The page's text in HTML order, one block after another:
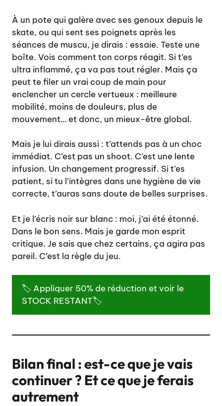
À un pote qui galère avec ses genoux depuis le
skate, ou qui sent ses poignets après les
séances de muscu, je dirais : essaie. Teste une
boîte. Vois comment ton corps réagit. Si t’es
ultra inflammé, ça va pas tout régler. Mais ça
peut te filer un vrai coup de main pour
enclencher un cercle vertueux : meilleure
mobilité, moins de douleurs, plus de
mouvement… et donc, un mieux-être global.
Mais je lui dirais aussi : t’attends pas à un choc
immédiat. C’est pas un shoot. C’est une lente
infusion. Un changement progressif. Si t’es
patient, si tu l’intègres dans une hygiène de vie
correcte, t’auras sans doute de belles surprises.
Et je l’écris noir sur blanc : moi, j’ai été étonné.
Dans le bon sens. Mais je garde mon esprit
critique. Je sais que chez certains, ça agira pas
pareil. C’est la règle du jeu.
🏷️ Appliquer 50% de réduction et voir le
STOCK RESTANT🏷️
Bilan final : est-ce que je vais
continuer ? Et ce que je ferais
autrement